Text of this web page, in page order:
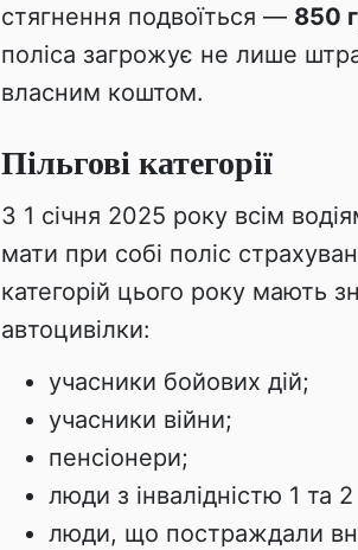
стягнення подвоїться — 850
поліса загрожує не лише
власним коштом.
Пільгові категорії
З 1 січня 2025 року всім
мати при собі поліс
категорій цього року мають
автоцивілки:
учасники бойових дій;
учасники війни;
пенсіонери;
люди з інвалідністю 1 та
люди, що постраждали